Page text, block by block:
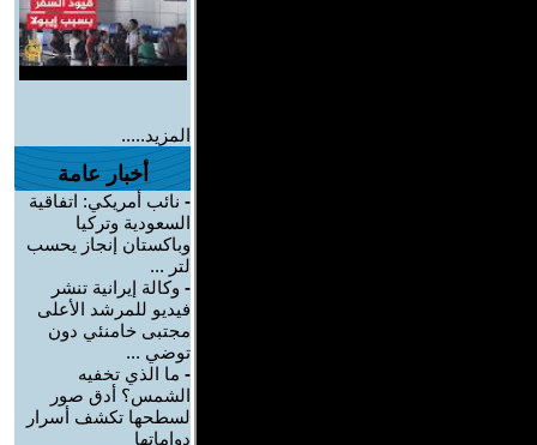
المزيد.....
أخبار عامة
- نائب أمريكي: اتفاقية
السعودية وتركيا
وباكستان إنجاز يحسب
لتر ...
- وكالة إيرانية تنشر
فيديو للمرشد الأعلى
مجتبى خامنئي دون
توضي ...
- ما الذي تخفيه
الشمس؟ أدق صور
لسطحها تكشف أسرار
دواماتها